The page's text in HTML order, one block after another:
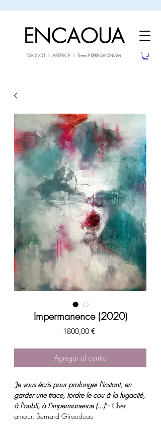
ENCAOUA
DROUOT I ARTPRICE I Trans EXPRESSIONISM
Impermanence (2020)
1800,00 €
Agregar al carrito
'Je vous écris pour prolonger l'instant, en
garder une trace, tordre le cou à la fugacité,
à l'oubli, à l'impermanence (...)' -Cher
amour, Bernard Giraudeau